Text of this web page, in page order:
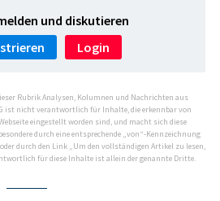
und diskutieren
Login
Rubrik Analysen, Kolumnen und Nachrichten aus
ist nicht verantwortlich für Inhalte, die erkennbar von
eingestellt worden sind, und macht sich diese
durch eine entsprechende „von“-Kennzeichnung
durch den Link „Um den vollständigen Artikel zu lesen,
für diese Inhalte ist allein der genannte Dritte.